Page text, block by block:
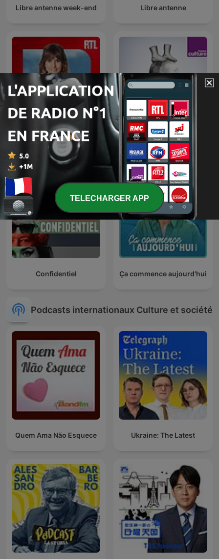
Libre antenne week-end Libre antenne
Un jour, une vie Les pieds sur terre
Confidentiel Ça commence aujourd'hui
Podcasts internationaux Culture et société
Quem Ama Não Esquece Ukraine: The Latest
TELECHARGER APP